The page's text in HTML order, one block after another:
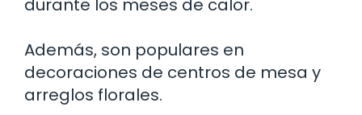
durante los meses de calor.
Además, son populares en
decoraciones de centros de mesa y
arreglos florales.